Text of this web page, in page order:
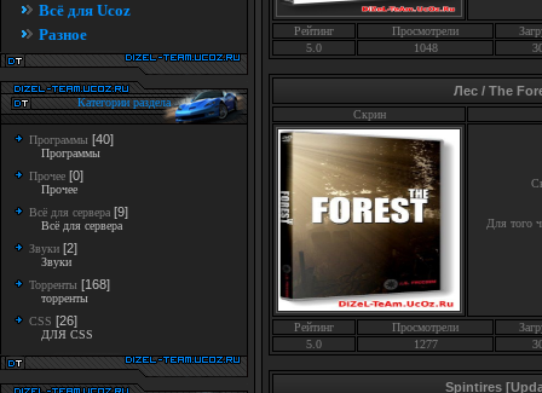
Всё для Ucoz
Разное
Категории раздела
Программы [40]
Программы
Прочее [0]
Прочее
Всё для сервера [9]
Всё для сервера
Звуки [2]
Звуки
Торренты [168]
торренты
CSS [26]
ДЛЯ CSS
Рейтинг Просмотрели
5.0
1048
Лес / The
Скрин
Для того
Рейтинг Просмотрели
5.0
1277
Spintires